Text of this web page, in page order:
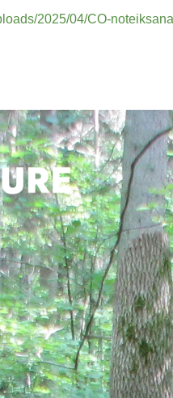
2025/04/CO-